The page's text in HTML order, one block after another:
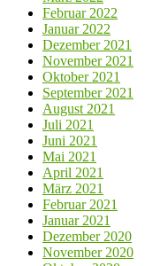
Februar 2022
Januar 2022
Dezember 2021
November 2021
Oktober 2021
September 2021
August 2021
Juli 2021
Juni 2021
Mai 2021
April 2021
März 2021
Februar 2021
Januar 2021
Dezember 2020
November 2020